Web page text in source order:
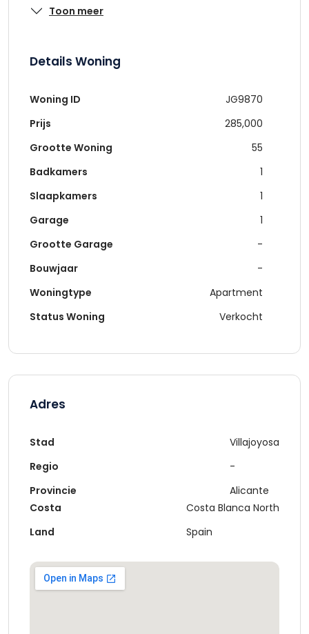
Toon meer
Details Woning
Woning ID
JG9870
Prijs
285,000
Grootte Woning
55
Badkamers
1
Slaapkamers
1
Garage
1
Grootte Garage
-
Bouwjaar
-
Woningtype
Apartment
Status Woning
Verkocht
Adres
Stad
Regio
Provincie
Villajoyosa
-
Alicante
Costa
Land
Costa Blanca North
Spain